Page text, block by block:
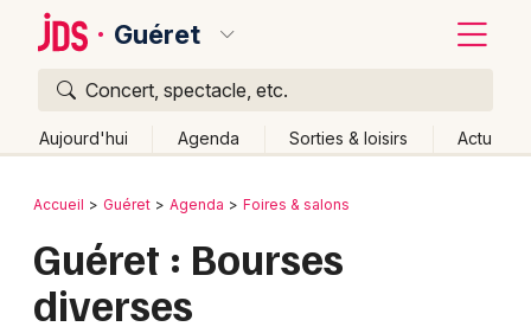
Guéret
Concert, spectacle, etc.
Aujourd'hui Agenda Sorties & loisirs Actu
Publier un événement
Bordeaux
Colmar
Retour
Accueil Guéret Agenda Foires & salons
Guéret : Bourses
diverses
Quoi ?
Où ?
Près de moi
Changer de lieu
Quand ?